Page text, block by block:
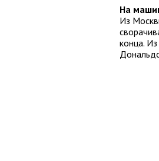
На
Из
конца.